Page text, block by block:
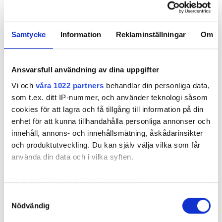
Samtycke Information Reklaminställningar Om
Ansvarsfull användning av dina uppgifter
Vi och våra 1022 partners behandlar din personliga data,
som t.ex. ditt IP-nummer, och använder teknologi såsom
cookies för att lagra och få tillgång till information på din
enhet för att kunna tillhandahålla personliga annonser och
innehåll, annons- och innehållsmätning, åskådarinsikter
och produktutveckling. Du kan själv välja vilka som får
använda din data och i vilka syften.
Med din tillåtelse skulle vi även vilja:
som kan ha en noggrannhet på upp till flera meter
Nödvändig
”Jag såg en svart cirkelformad yta i gräset.”
jordlinor. Var det sabotage? Ett brinnande